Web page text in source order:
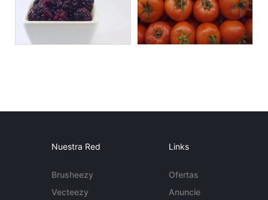
Nuestra Red
Brusheezy
Vecteezy
Links
Ofertas
Anuncie